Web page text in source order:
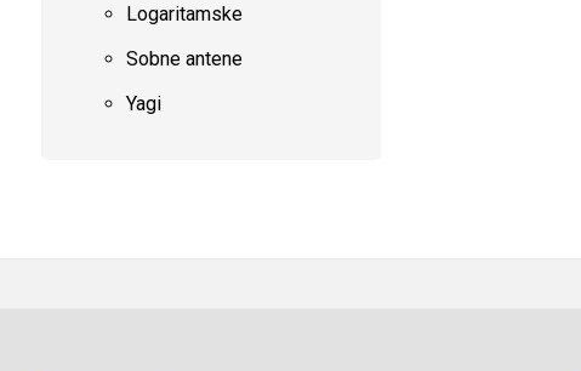
Logaritamske
Sobne antene
Yagi